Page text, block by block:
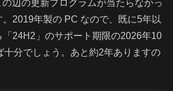
辺の更新プログラムが当たらなかっ
2019年製の PC なので、既に5年以
「24H2」のサポート期限の2026年10
十分でしょう。あと約2年ありますの